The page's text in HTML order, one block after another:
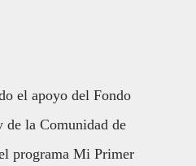
el apoyo del Fondo
de la Comunidad de
programa Mi Primer